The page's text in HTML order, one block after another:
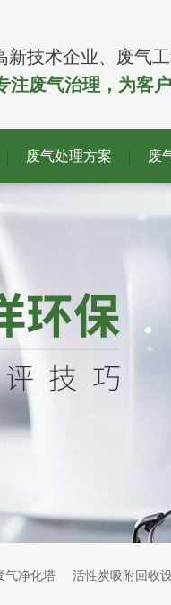
新技术企业、废气
注废气治理，为客
废气处理方案 废
气净化塔 活性炭吸附回收